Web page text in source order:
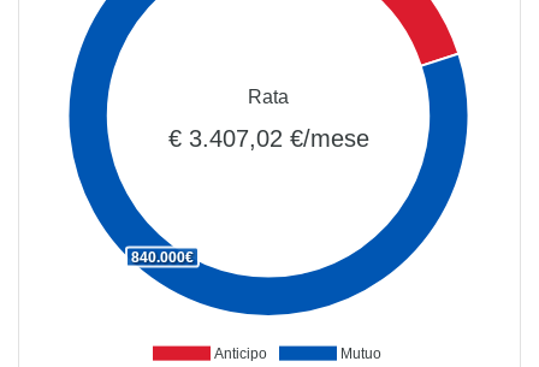
Anticipo Mutuo
840.000€
Rata
€ 3.407,02 €/mese